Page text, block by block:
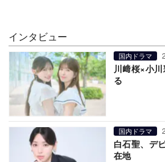
インタビュー
国内ドラマ
川﨑桜×小
る
国内ドラマ
白石聖、デ
在地